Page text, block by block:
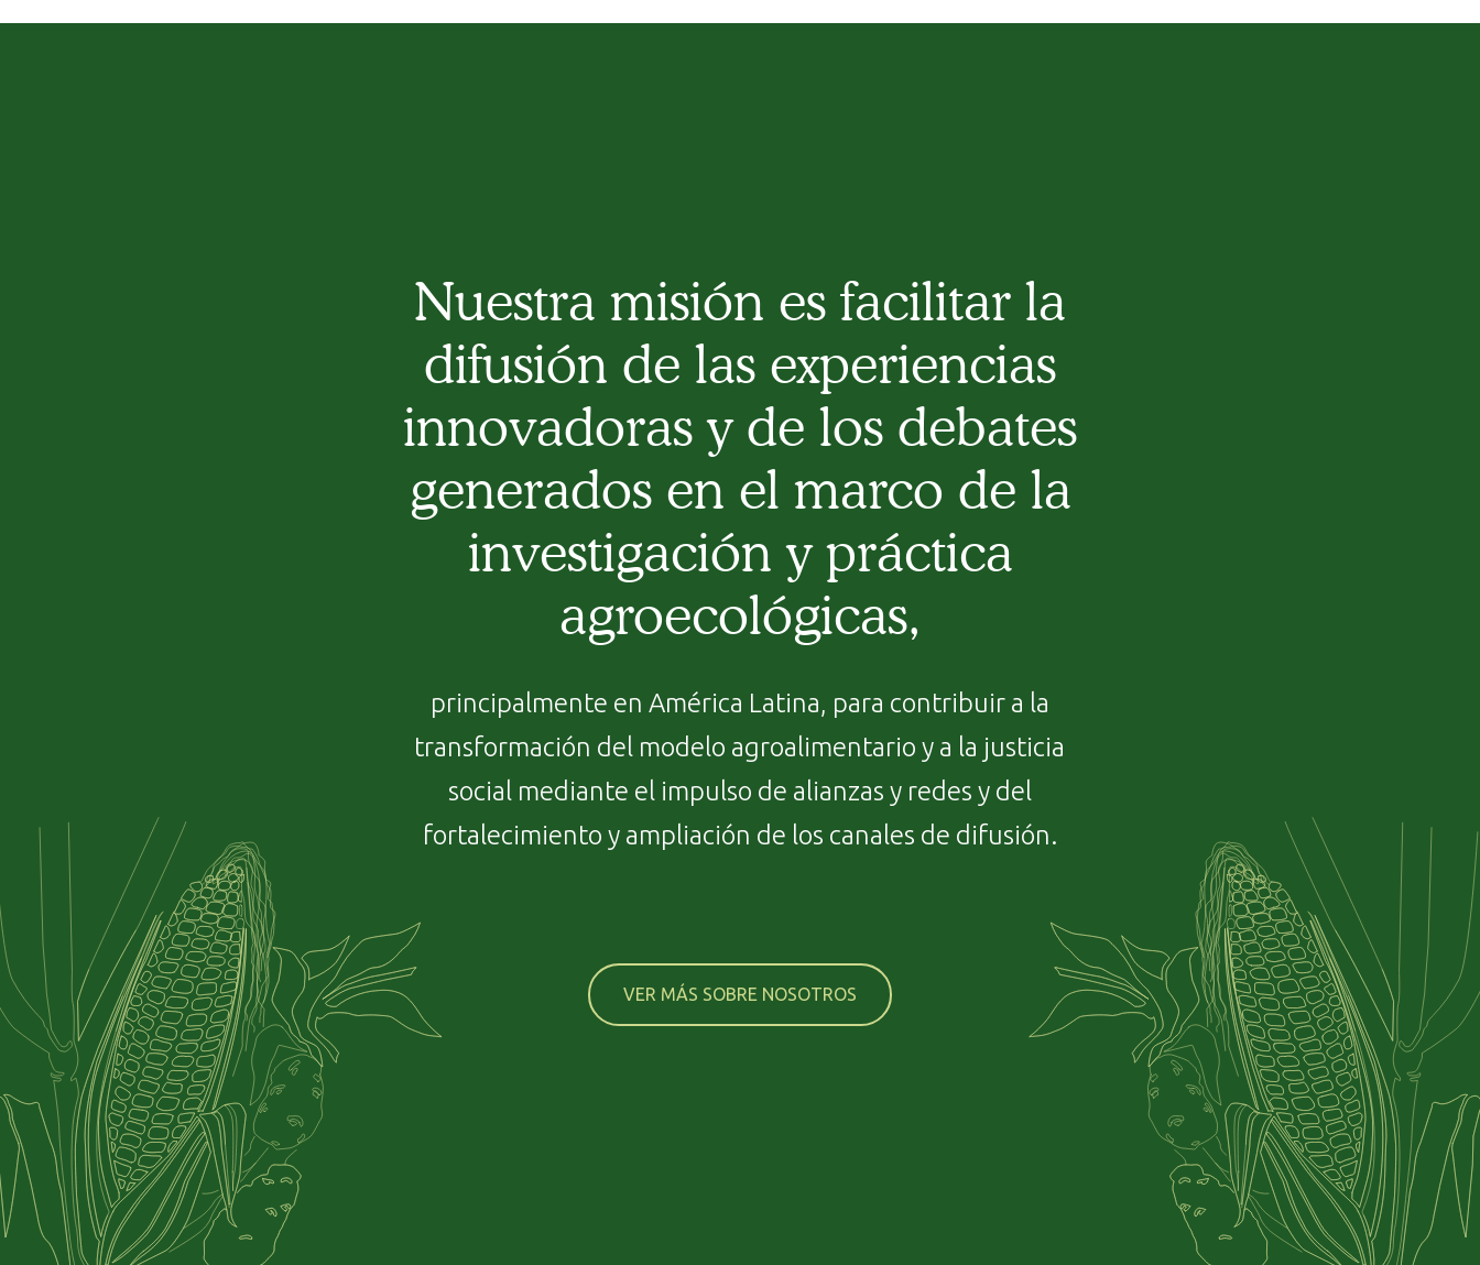
Nuestra misión es facilitar la
difusión de las experiencias
innovadoras y de los debates
generados en el marco de la
investigación y práctica
agroecológicas,
principalmente en América Latina, para contribuir a la
transformación del modelo agroalimentario y a la justicia
social mediante el impulso de alianzas y redes y del
fortalecimiento y ampliación de los canales de difusión.
VER MÁS SOBRE NOSOTROS